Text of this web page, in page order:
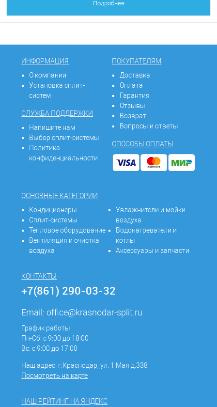
Подробнее
ИНФОРМАЦИЯ
О компании
Установка сплит-
систем
СЛУЖБА ПОДДЕРЖКИ
Напишите нам
Выбор сплит-системы
Политика
конфиденциальности
ПОКУПАТЕЛЯМ
Доставка
Оплата
Гарантия
Отзывы
Возврат
Вопросы и ответы
СПОСОБЫ ОПЛАТЫ
ОСНОВНЫЕ КАТЕГОРИИ
Кондиционеры
Сплит-системы
Тепловое оборудование
Вентиляция и очистка
воздуха
Увлажнители и мойки
воздуха
Водонагреватели и
котлы
Аксессуары и запчасти
КОНТАКТЫ
+7(861) 290-03-32
Email:office@krasnodar-split.ru
График работы
Пн-Сб: с 9:00 до 18:00
Вс: с 9:00 до 17:00
Наш адрес: г.Краснодар, ул. 1 Мая д.338
Посмотреть на карте
НАШ РЕЙТИНГ НА ЯНДЕКС